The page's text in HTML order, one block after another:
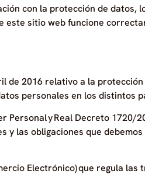
con la protección de datos,
este sitio web funcione
de 2016 relativo a la
personales en los distintos
Personal y Real Decreto 1720/
las obligaciones que
Electrónico) que regula